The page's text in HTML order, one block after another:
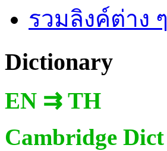
รวมลิงค์ต่าง ๆ
Dictionary
EN ⇉ TH
Cambridge Dict